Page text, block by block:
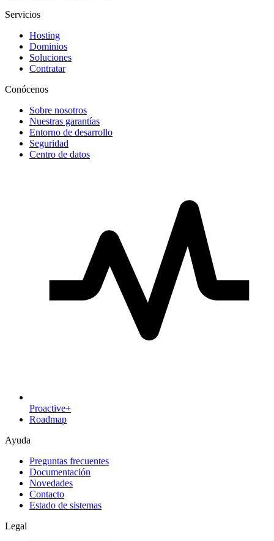
Servicios
Hosting
Dominios
Soluciones
Contratar
Conócenos
Sobre nosotros
Nuestras garantías
Entorno de desarrollo
Seguridad
Centro de datos
Proactive+
Roadmap
Ayuda
Preguntas frecuentes
Documentación
Novedades
Contacto
Estado de sistemas
Legal